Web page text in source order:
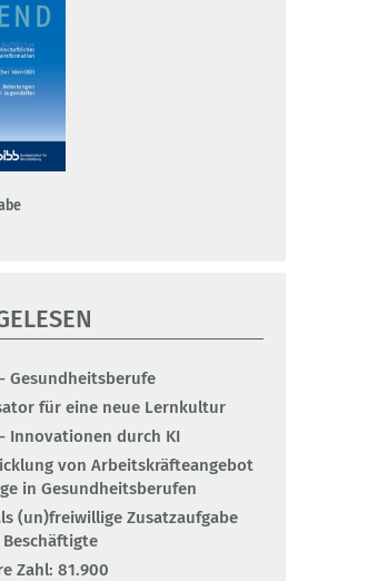
Gesundheitsberufe
für eine neue Lernkultur
Innovationen durch KI
von Arbeitskräfteangebot
in Gesundheitsberufen
(un)freiwillige Zusatzaufgabe
Zahl: 81.900